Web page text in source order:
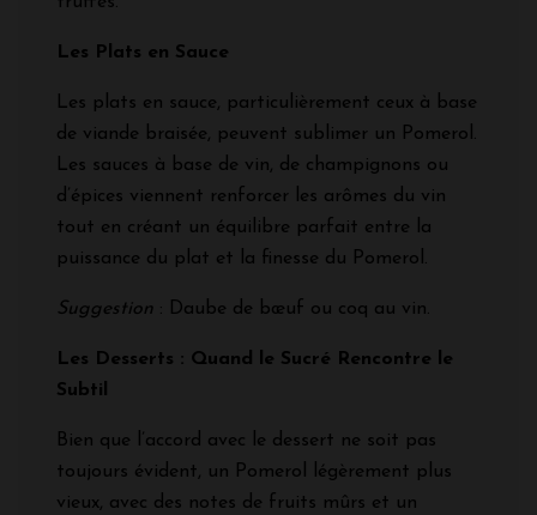
Les Plats en Sauce
Les plats en sauce, particulièrement ceux à base
de viande braisée, peuvent sublimer un Pomerol.
Les sauces à base de vin, de champignons ou
d’épices viennent renforcer les arômes du vin
tout en créant un équilibre parfait entre la
puissance du plat et la finesse du Pomerol.
Suggestion : Daube de bœuf ou coq au vin.
Les Desserts : Quand le Sucré Rencontre le
Subtil
Bien que l’accord avec le dessert ne soit pas
toujours évident, un Pomerol légèrement plus
vieux, avec des notes de fruits mûrs et un